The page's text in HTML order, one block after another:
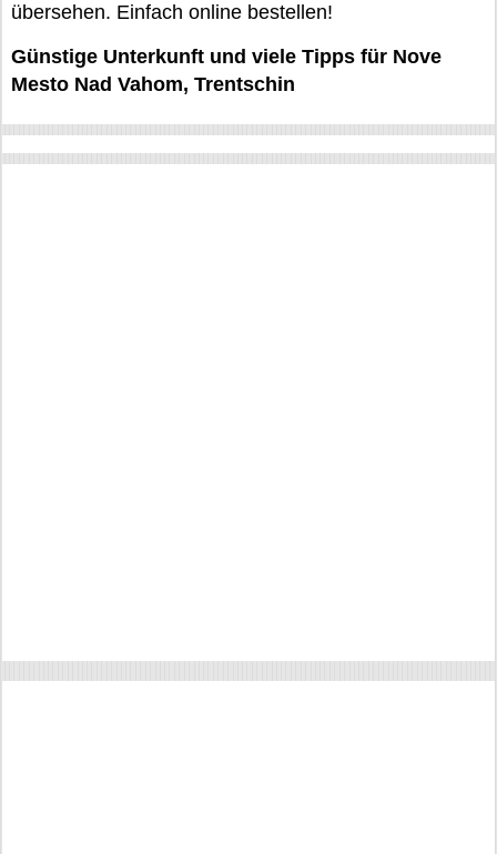
übersehen. Einfach online bestellen!
Günstige Unterkunft und viele Tipps für Nove
Mesto Nad Vahom, Trentschin